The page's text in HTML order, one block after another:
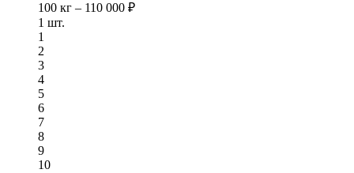
100 кг – 110 000 ₽
1 шт.
1
2
3
4
5
6
7
8
9
10